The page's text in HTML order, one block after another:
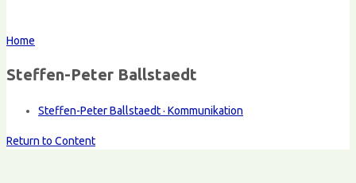
Home
Steffen-Peter Ballstaedt
Steffen-Peter Ballstaedt · Kommunikation
Return to Content